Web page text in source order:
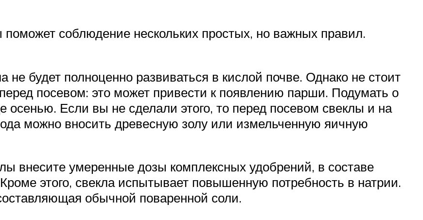
поможет соблюдение нескольких простых, но важных правил.
не будет полноценно развиваться в кислой почве. Однако не стоит
посевом: это может привести к появлению парши. Подумать о
осенью. Если вы не сделали этого, то перед посевом свеклы и на
можно вносить древесную золу или измельченную яичную
внесите умеренные дозы комплексных удобрений, в составе
этого, свекла испытывает повышенную потребность в натрии.
обычной поваренной соли.